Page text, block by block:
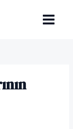
MENU